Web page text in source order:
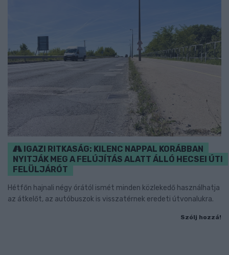
IGAZI RITKASÁG: KILENC NAPPAL KORÁBBAN
NYITJÁK MEG A FELÚJÍTÁS ALATT ÁLLÓ HECSEI ÚTI
FELÜLJÁRÓT
Hétfőn hajnali négy órától ismét minden közlekedő használhatja
az átkelőt, az autóbuszok is visszatérnek eredeti útvonalukra.
Szólj hozzá!